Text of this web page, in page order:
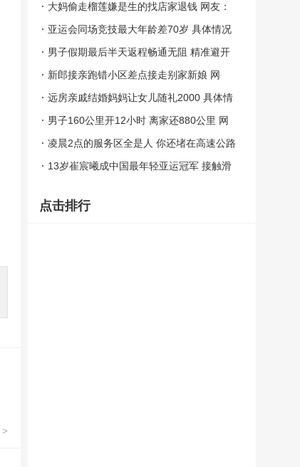
>
量表现一般！（图）
大妈偷走榴莲嫌是生的找店家退钱 网友：
给她一个小金人！（图）
亚运会同场竞技最大年龄差70岁 具体情况
是怎么样？（图）
男子假期最后半天返程畅通无阻 精准避开
堵车高峰期轻松打道回府!
新郎接亲跑错小区差点接走别家新娘 网
友：太不靠谱了！（图）
远房亲戚结婚妈妈让女儿随礼2000 具体情
况是怎么样？
男子160公里开12小时 离家还880公里 网
友：8天假期，4天在路上
凌晨2点的服务区全是人 你还堵在高速公路
上？？
13岁崔宸曦成中国最年轻亚运冠军 接触滑
点击排行